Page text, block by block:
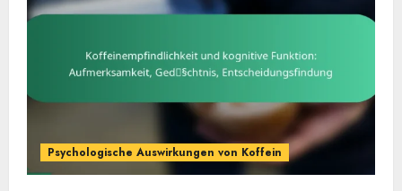
Psychologische Auswirkungen von Koffein